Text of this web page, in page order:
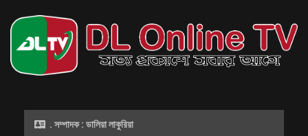
. সম্পাদক : ডালিয়া লাকুরিয়া